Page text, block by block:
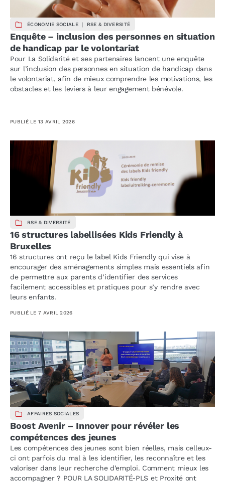
ÉCONOMIE SOCIALE ｜ RSE & DIVERSITÉ
Enquête – inclusion des personnes en situation
de handicap par le volontariat
Pour La Solidarité et ses partenaires lancent une enquête
sur l’inclusion des personnes en situation de handicap dans
le volontariat, afin de mieux comprendre les motivations, les
obstacles et les leviers à leur engagement bénévole.
PUBLIÉ LE 13 AVRIL 2026
RSE & DIVERSITÉ
16 structures labellisées Kids Friendly à
Bruxelles
16 structures ont reçu le label Kids Friendly qui vise à
encourager des aménagements simples mais essentiels afin
de permettre aux parents d’identifier des services
facilement accessibles et pratiques pour s’y rendre avec
leurs enfants.
PUBLIÉ LE 7 AVRIL 2026
AFFAIRES SOCIALES
Boost Avenir – Innover pour révéler les
compétences des jeunes
Les compétences des jeunes sont bien réelles, mais celleux-
ci ont parfois du mal à les identifier, les reconnaître et les
valoriser dans leur recherche d’emploi. Comment mieux les
accompagner ? POUR LA SOLIDARITÉ-PLS et Proxité ont